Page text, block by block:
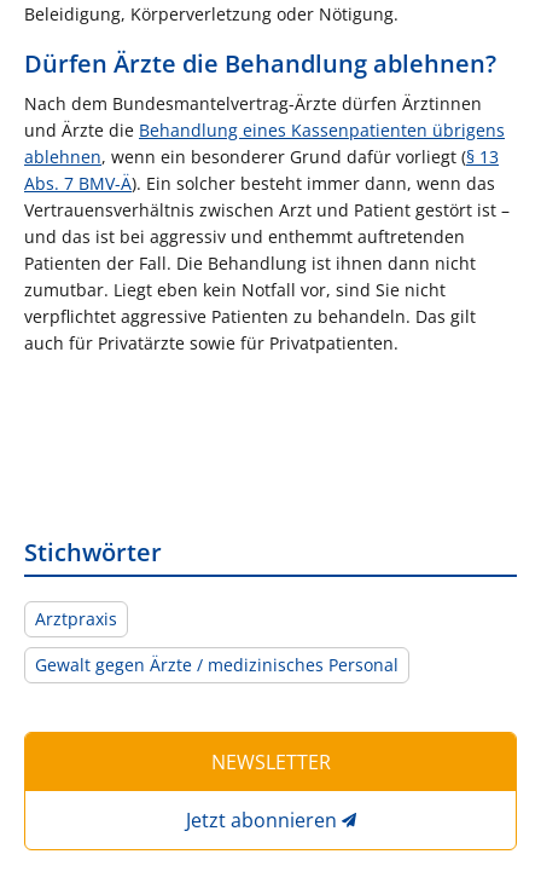
Beleidigung, Körperverletzung oder Nötigung.
Dürfen Ärzte die Behandlung ablehnen?
Nach dem Bundesmantelvertrag-Ärzte dürfen Ärztinnen
und Ärzte die Behandlung eines Kassenpatienten übrigens
ablehnen, wenn ein besonderer Grund dafür vorliegt (§ 13
Abs. 7 BMV-Ä). Ein solcher besteht immer dann, wenn das
Vertrauensverhältnis zwischen Arzt und Patient gestört ist –
und das ist bei aggressiv und enthemmt auftretenden
Patienten der Fall. Die Behandlung ist ihnen dann nicht
zumutbar. Liegt eben kein Notfall vor, sind Sie nicht
verpflichtet aggressive Patienten zu behandeln. Das gilt
auch für Privatärzte sowie für Privatpatienten.
Stichwörter
Arztpraxis
Gewalt gegen Ärzte / medizinisches Personal
NEWSLETTER
Jetzt abonnieren